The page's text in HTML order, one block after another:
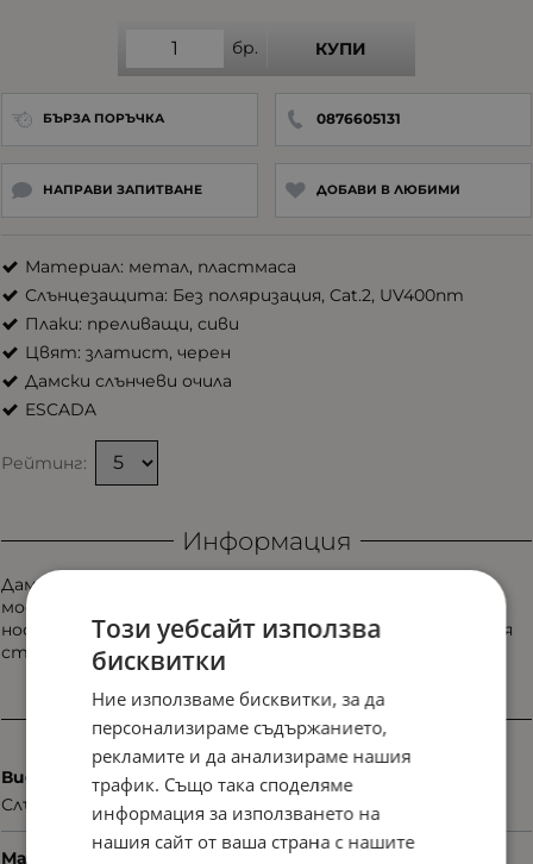
бр. КУПИ
БЪРЗА ПОРЪЧКА 0876605131
НАПРАВИ ЗАПИТВАНЕ ДОБАВИ В ЛЮБИМИ
Материал: метал, пластмаса
Слънцезащита: Без поляризация, Cat.2, UV400nm
Плаки: преливащи, сиви
Цвят: златист, черен
Дамски слънчеви очила
ESCADA
Рейтинг:
Информация
Дамски слънчеви очила ESCADA SES-A68 Col.0990 с
модерна геометрия и елегантно излъчване. Моделът
носи характерния луксозен почерк на марката и добавя
стилен акцент към всяка съвременна визия.
Характеристики
Вид
Слънчеви
Материал
Този уебсайт използва
бисквитки
Ние използваме бисквитки, за да
персонализираме съдържанието,
рекламите и да анализираме нашия
трафик. Също така споделяме
информация за използването на
нашия сайт от ваша страна с нашите